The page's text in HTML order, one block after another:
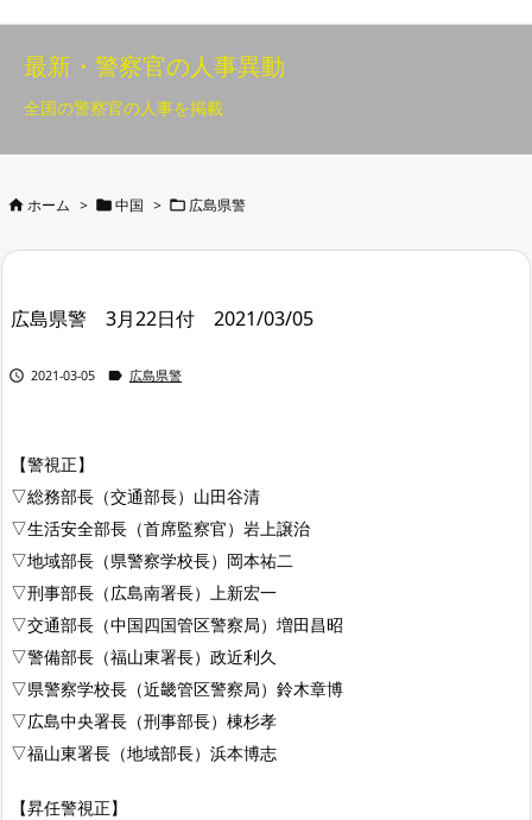
最新・警察官の人事異動
全国の警察官の人事を掲載
 ホーム >  中国 >  広島県警
広島県警 3月22日付 2021/03/05
 2021-03-05  広島県警
【警視正】
▽総務部長（交通部長）山田谷清
▽生活安全部長（首席監察官）岩上譲治
▽地域部長（県警察学校長）岡本祐二
▽刑事部長（広島南署長）上新宏一
▽交通部長（中国四国管区警察局）増田昌昭
▽警備部長（福山東署長）政近利久
▽県警察学校長（近畿管区警察局）鈴木章博
▽広島中央署長（刑事部長）棟杉孝
▽福山東署長（地域部長）浜本博志
【昇任警視正】